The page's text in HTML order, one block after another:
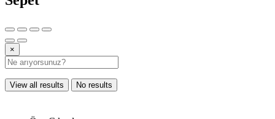
×
View all results No results